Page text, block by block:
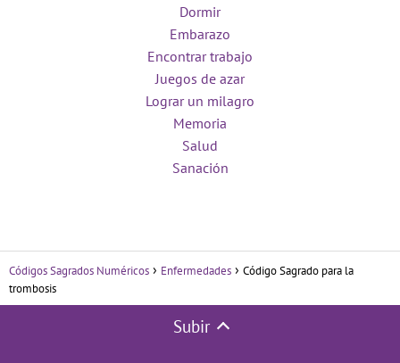
Dormir
Embarazo
Encontrar trabajo
Juegos de azar
Lograr un milagro
Memoria
Salud
Sanación
Códigos Sagrados Numéricos Enfermedades
Código Sagrado para la
trombosis
Subir